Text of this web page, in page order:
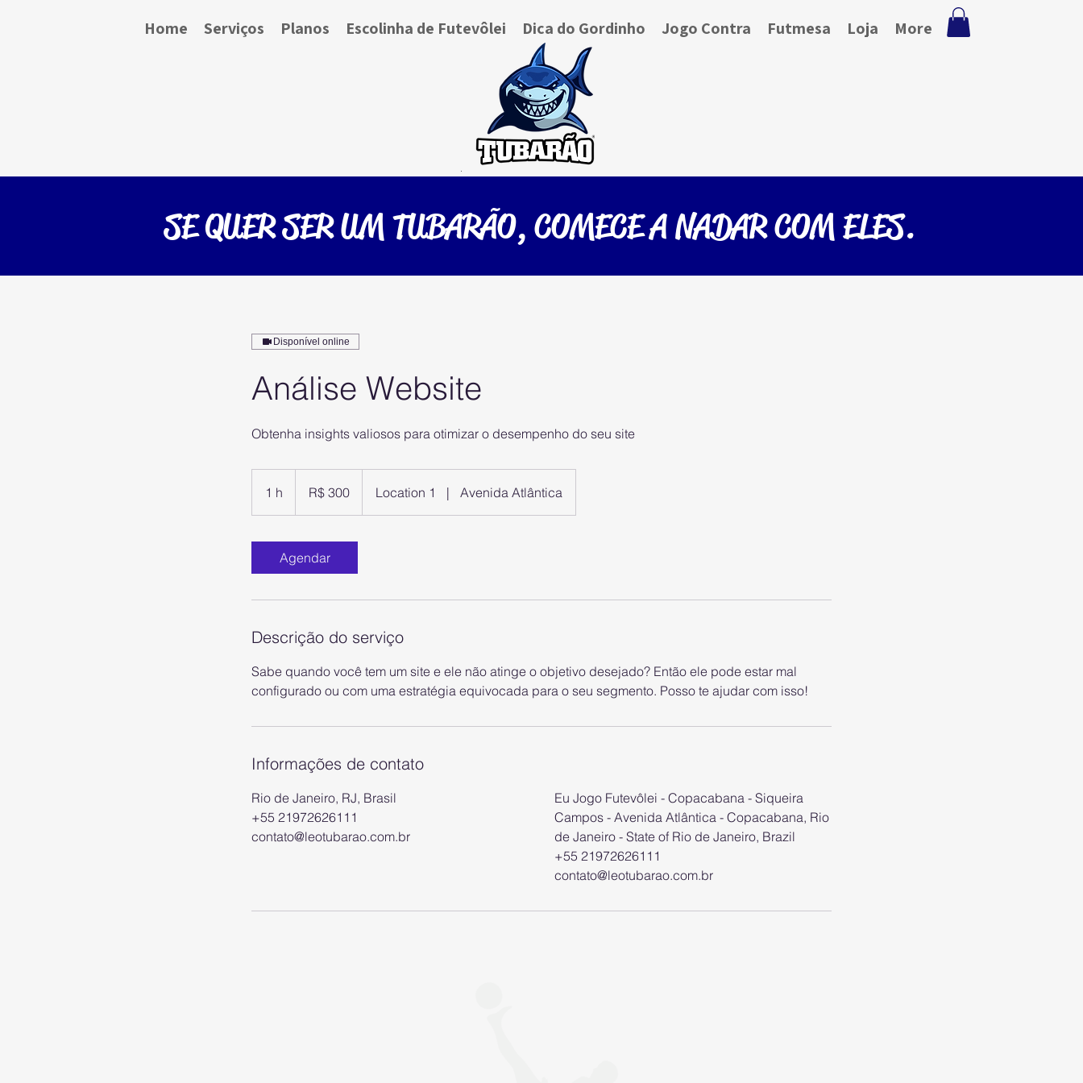
Home Serviços Planos Escolinha de Futevôlei Dica do Gordinho Jogo Contra Futmesa Loja More
SE QUER SER UM TUBARÃO, COMECE A NADAR COM ELES.
Disponível online
Análise Website
Obtenha insights valiosos para otimizar o desempenho do seu site
1 h
brasileiros
R$ 300 Location 1 | Avenida Atlântica
Agendar
Descrição do serviço
Sabe quando você tem um site e ele não atinge o objetivo desejado? Então ele pode estar mal
configurado ou com uma estratégia equivocada para o seu segmento. Posso te ajudar com isso!
Informações de contato
Rio de Janeiro, RJ, Brasil
+55 21972626111
contato@leotubarao.com.br
Eu Jogo Futevôlei - Copacabana - Siqueira
Campos - Avenida Atlântica - Copacabana, Rio
de Janeiro - State of Rio de Janeiro, Brazil
+55 21972626111
contato@leotubarao.com.br